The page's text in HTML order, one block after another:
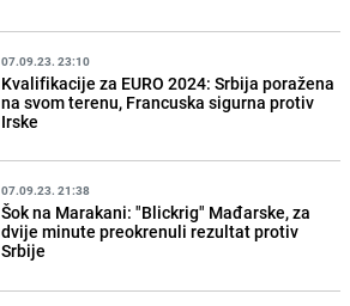
07.09.23. 23:10
Kvalifikacije za EURO 2024: Srbija poražena
na svom terenu, Francuska sigurna protiv
Irske
07.09.23. 21:38
Šok na Marakani: "Blickrig" Mađarske, za
dvije minute preokrenuli rezultat protiv
Srbije